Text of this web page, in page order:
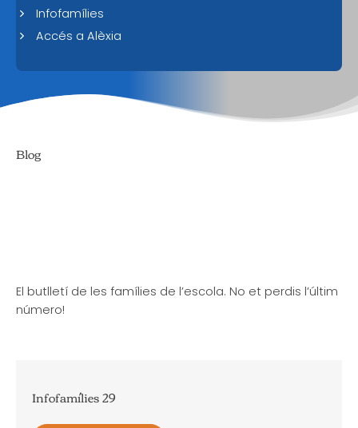
Infofamílies
Accés a Alèxia
Blog
El butlletí de les famílies de l’escola. No et perdis l’últim
número!
Infofamílies 29